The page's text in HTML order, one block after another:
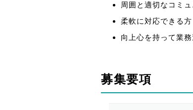
周囲と適切なコミ
柔軟に対応できる方
向上心を持って業
募集要項